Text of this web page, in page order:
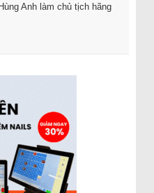
Anh làm chủ tịch hãng